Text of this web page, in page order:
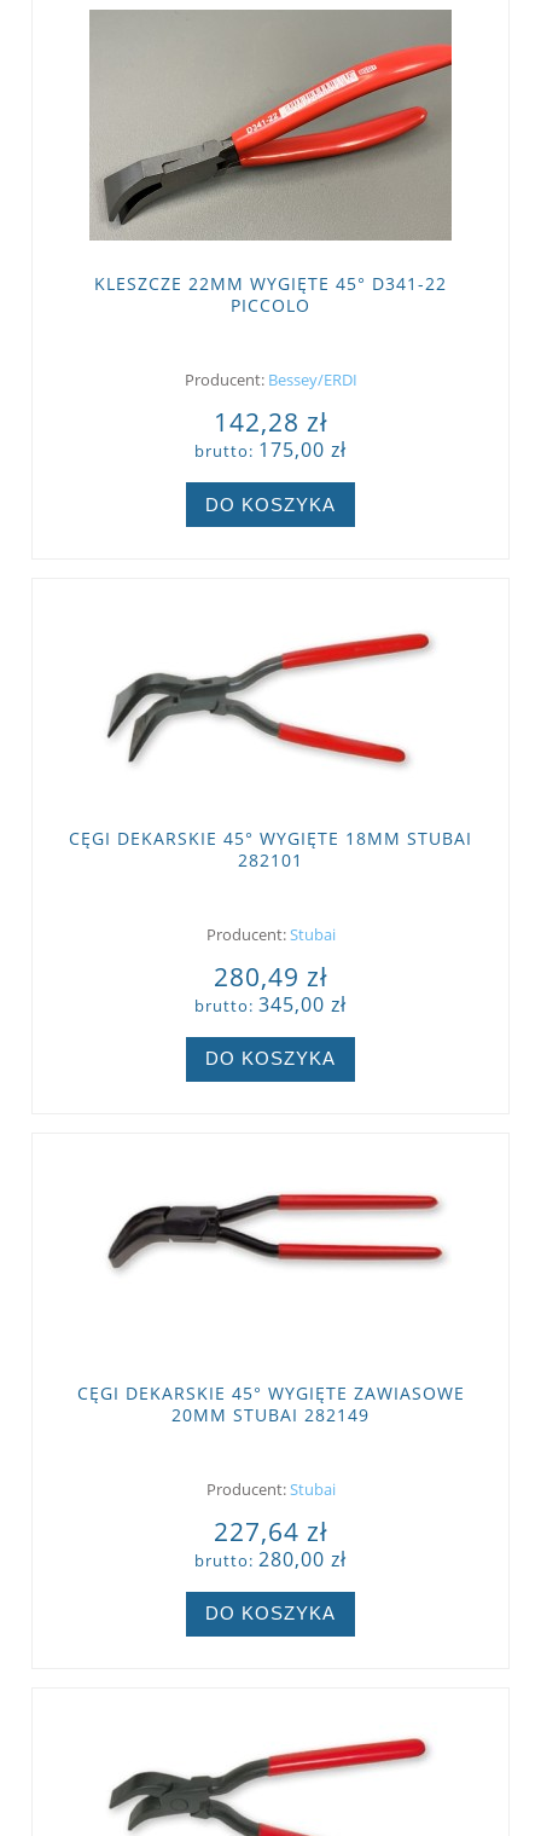
KLESZCZE 22MM WYGIĘTE 45° D341-22
PICCOLO
Producent: Bessey/ERDI
142,28 zł
brutto: 175,00 zł
DO KOSZYKA
CĘGI DEKARSKIE 45° WYGIĘTE 18MM STUBAI
282101
Producent:Stubai
280,49 zł
brutto: 345,00 zł
DO KOSZYKA
CĘGI DEKARSKIE 45° WYGIĘTE ZAWIASOWE
20MM STUBAI 282149
Producent:Stubai
227,64 zł
brutto: 280,00 zł
DO KOSZYKA